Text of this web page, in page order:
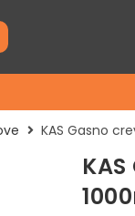
KAS Gasno